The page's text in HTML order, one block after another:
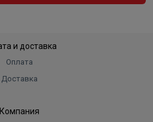
и доставка
Оплата
Доставка
Компания